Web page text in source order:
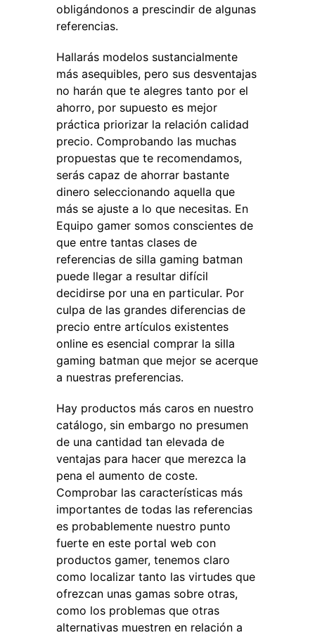
obligándonos a prescindir de algunas
referencias.
Hallarás modelos sustancialmente
más asequibles, pero sus desventajas
no harán que te alegres tanto por el
ahorro, por supuesto es mejor
práctica priorizar la relación calidad
precio. Comprobando las muchas
propuestas que te recomendamos,
serás capaz de ahorrar bastante
dinero seleccionando aquella que
más se ajuste a lo que necesitas. En
Equipo gamer somos conscientes de
que entre tantas clases de
referencias de silla gaming batman
puede llegar a resultar difícil
decidirse por una en particular. Por
culpa de las grandes diferencias de
precio entre artículos existentes
online es esencial comprar la silla
gaming batman que mejor se acerque
a nuestras preferencias.
Hay productos más caros en nuestro
catálogo, sin embargo no presumen
de una cantidad tan elevada de
ventajas para hacer que merezca la
pena el aumento de coste.
Comprobar las características más
importantes de todas las referencias
es probablemente nuestro punto
fuerte en este portal web con
productos gamer, tenemos claro
como localizar tanto las virtudes que
ofrezcan unas gamas sobre otras,
como los problemas que otras
alternativas muestren en relación a